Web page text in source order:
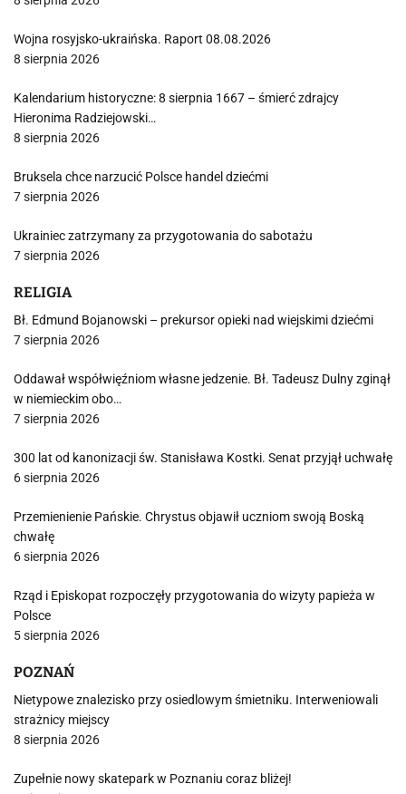
Wojna rosyjsko-ukraińska. Raport 08.08.2026
8 sierpnia 2026
Kalendarium historyczne: 8 sierpnia 1667 – śmierć zdrajcy
Hieronima Radziejowski…
8 sierpnia 2026
Bruksela chce narzucić Polsce handel dziećmi
7 sierpnia 2026
Ukrainiec zatrzymany za przygotowania do sabotażu
7 sierpnia 2026
RELIGIA
Bł. Edmund Bojanowski – prekursor opieki nad wiejskimi dziećmi
7 sierpnia 2026
Oddawał współwięźniom własne jedzenie. Bł. Tadeusz Dulny zginął
w niemieckim obo…
7 sierpnia 2026
300 lat od kanonizacji św. Stanisława Kostki. Senat przyjął uchwałę
6 sierpnia 2026
Przemienienie Pańskie. Chrystus objawił uczniom swoją Boską
chwałę
6 sierpnia 2026
Rząd i Episkopat rozpoczęły przygotowania do wizyty papieża w
Polsce
5 sierpnia 2026
POZNAŃ
Nietypowe znalezisko przy osiedlowym śmietniku. Interweniowali
strażnicy miejscy
8 sierpnia 2026
Zupełnie nowy skatepark w Poznaniu coraz bliżej!